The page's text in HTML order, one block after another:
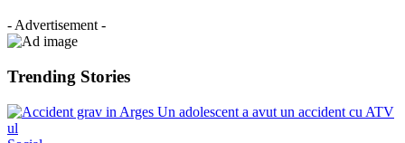
- Advertisement -
Trending Stories